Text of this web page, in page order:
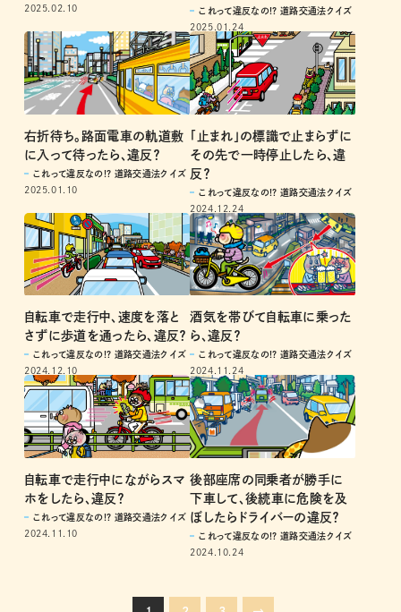
2025.02.10
これって違反なの!? 道路交通法クイズ
2025.01.24
右折待ち。路面電車の軌道敷
に入って待ったら、違反？
これって違反なの!? 道路交通法クイズ
2025.01.10
「止まれ」の標識で止まらずに
その先で一時停止したら、違
反？
これって違反なの!? 道路交通法クイズ
2024.12.24
自転車で走行中、速度を落と
さずに歩道を通ったら、違反？
これって違反なの!? 道路交通法クイズ
2024.12.10
酒気を帯びて自転車に乗った
ら、違反？
これって違反なの!? 道路交通法クイズ
2024.11.24
自転車で走行中にながらスマ
ホをしたら、違反？
これって違反なの!? 道路交通法クイズ
2024.11.10
後部座席の同乗者が勝手に
下車して、後続車に危険を及
ぼしたらドライバーの違反？
これって違反なの!? 道路交通法クイズ
2024.10.24